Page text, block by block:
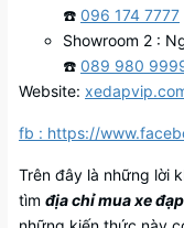
☎️ 096 174 7777
Showroom 2 :
☎️ 089 980
Website:
fb : https://
Trên đây là những lời
tìm địa chỉ mua xe